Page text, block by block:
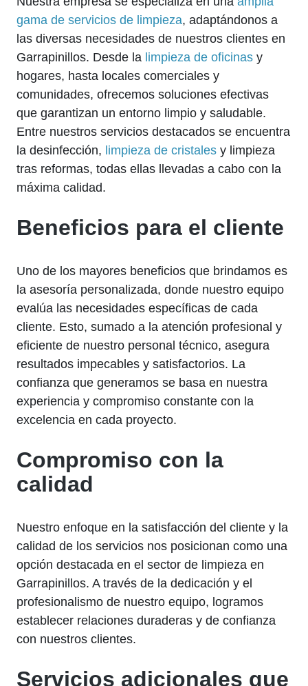
gama de servicios de limpieza, adaptándonos a
las diversas necesidades de nuestros clientes en
Garrapinillos. Desde la limpieza de oficinas y
hogares, hasta locales comerciales y
comunidades, ofrecemos soluciones efectivas
que garantizan un entorno limpio y saludable.
Entre nuestros servicios destacados se encuentra
la desinfección, limpieza de cristales y limpieza
tras reformas, todas ellas llevadas a cabo con la
máxima calidad.
Beneficios para el cliente
Uno de los mayores beneficios que brindamos es
la asesoría personalizada, donde nuestro equipo
evalúa las necesidades específicas de cada
cliente. Esto, sumado a la atención profesional y
eficiente de nuestro personal técnico, asegura
resultados impecables y satisfactorios. La
confianza que generamos se basa en nuestra
experiencia y compromiso constante con la
excelencia en cada proyecto.
Compromiso con la
calidad
Nuestro enfoque en la satisfacción del cliente y la
calidad de los servicios nos posicionan como una
opción destacada en el sector de limpieza en
Garrapinillos. A través de la dedicación y el
profesionalismo de nuestro equipo, logramos
establecer relaciones duraderas y de confianza
con nuestros clientes.
Servicios adicionales que